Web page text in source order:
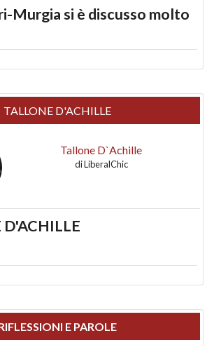
Murgia si è discusso molto
TALLONE D'ACHILLE
Tallone D`Achille
diLiberalChic
D'ACHILLE
E PAROLE